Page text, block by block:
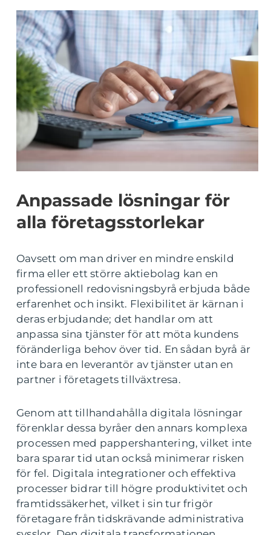
Anpassade lösningar för
alla företagsstorlekar
Oavsett om man driver en mindre enskild
firma eller ett större aktiebolag kan en
professionell redovisningsbyrå erbjuda både
erfarenhet och insikt. Flexibilitet är kärnan i
deras erbjudande; det handlar om att
anpassa sina tjänster för att möta kundens
föränderliga behov över tid. En sådan byrå är
inte bara en leverantör av tjänster utan en
partner i företagets tillväxtresa.
Genom att tillhandahålla digitala lösningar
förenklar dessa byråer den annars komplexa
processen med pappershantering, vilket inte
bara sparar tid utan också minimerar risken
för fel. Digitala integrationer och effektiva
processer bidrar till högre produktivitet och
framtidssäkerhet, vilket i sin tur frigör
företagare från tidskrävande administrativa